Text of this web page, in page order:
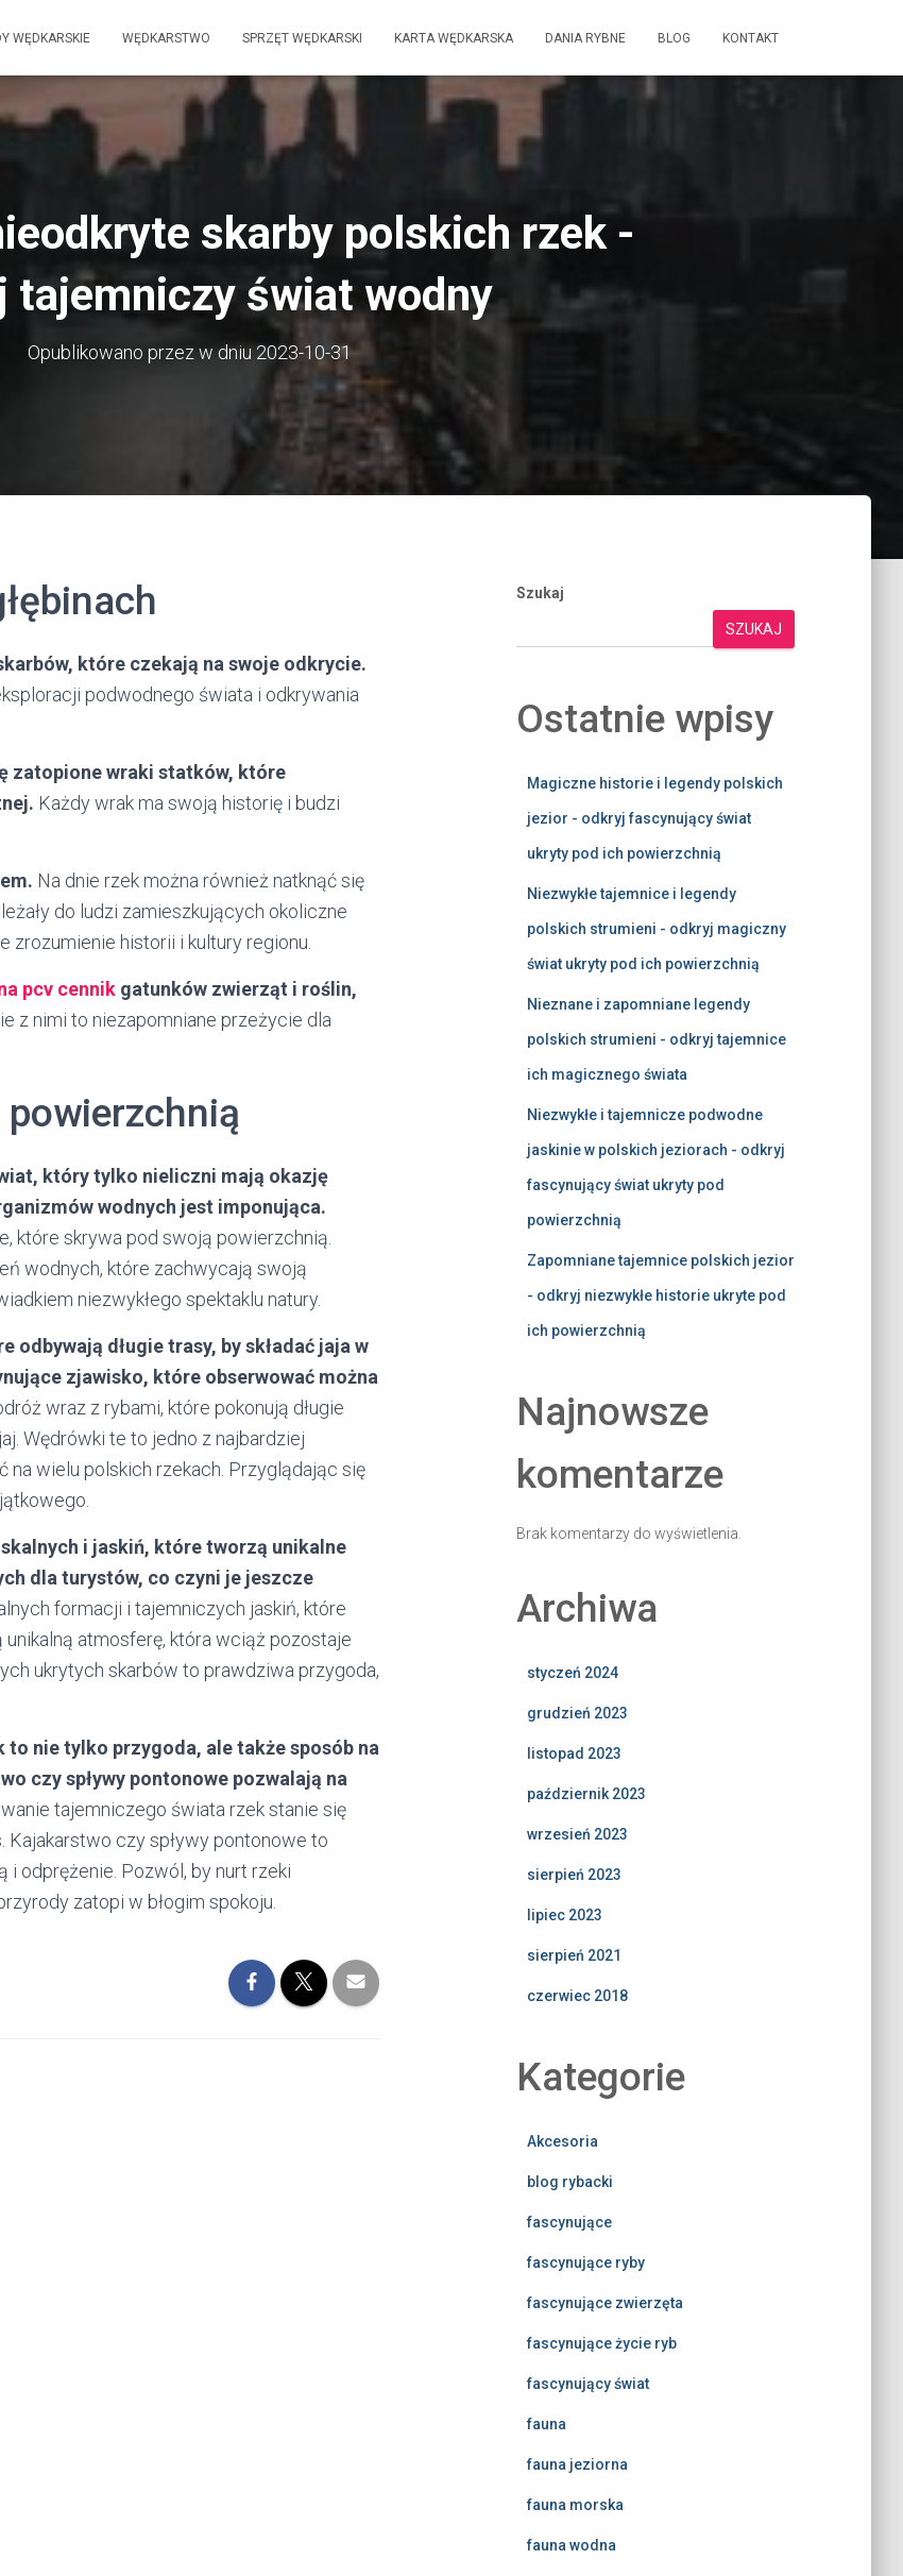
WĘDKARSKIE WĘDKARSTWO SPRZĘT WĘDKARSKI KARTA WĘDKARSKA DANIA RYBNE BLOG KONTAKT
skarby polskich rzek -
tajemniczy świat wodny
Opublikowano przez w dniu 2023-10-31
które czekają na swoje odkrycie.
podwodnego świata i odkrywania
zatopione wraki statków, które
Każdy wrak ma swoją historię i budzi
Na dnie rzek można również natknąć się
do ludzi zamieszkujących okoliczne
zrozumienie historii i kultury regionu.
pcv cennik gatunków zwierząt i roślin,
z nimi to niezapomniane przeżycie dla
który tylko nieliczni mają okazję
wodnych jest imponująca.
które skrywa pod swoją powierzchnią.
wodnych, które zachwycają swoją
niezwykłego spektaklu natury.
długie trasy, by składać jaja w
zjawisko, które obserwować można
wraz z rybami, które pokonują długie
Wędrówki te to jedno z najbardziej
wielu polskich rzekach. Przyglądając się
i jaskiń, które tworzą unikalne
dla turystów, co czyni je jeszcze
formacji i tajemniczych jaskiń, które
atmosferę, która wciąż pozostaje
ukrytych skarbów to prawdziwa przygoda,
nie tylko przygoda, ale także sposób na
czy spływy pontonowe pozwalają na
tajemniczego świata rzek stanie się
czy spływy pontonowe to
i odprężenie. Pozwól, by nurt rzeki
zatopi w błogim spokoju.
Szukaj
SZUKAJ
Ostatnie wpisy
Magiczne historie i legendy polskich
jezior - odkryj fascynujący świat
ukryty pod ich powierzchnią
Niezwykłe tajemnice i legendy
polskich strumieni - odkryj magiczny
świat ukryty pod ich powierzchnią
Nieznane i zapomniane legendy
polskich strumieni - odkryj tajemnice
ich magicznego świata
Niezwykłe i tajemnicze podwodne
jaskinie w polskich jeziorach - odkryj
fascynujący świat ukryty pod
powierzchnią
Zapomniane tajemnice polskich jezior
- odkryj niezwykłe historie ukryte pod
ich powierzchnią
Najnowsze
komentarze
Brak komentarzy do wyświetlenia.
Archiwa
styczeń 2024
grudzień 2023
listopad 2023
październik 2023
wrzesień 2023
sierpień 2023
lipiec 2023
sierpień 2021
czerwiec 2018
Kategorie
Akcesoria
blog rybacki
fascynujące
fascynujące ryby
fascynujące zwierzęta
fascynujące życie ryb
fascynujący świat
fauna
fauna jeziorna
fauna morska
fauna wodna